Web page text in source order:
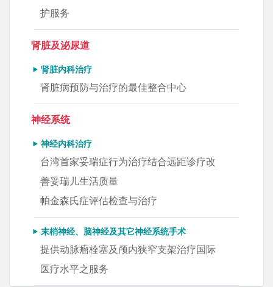
护服务
肾脏及泌尿道
肾脏内科治疗
肾脏病预防与治疗的最佳整合中心
神经系统
神经内科治疗
台湾首家妥瑞症行为治疗结合远距诊疗改
善妥瑞儿生活质量
帕金森氏症评估检查与治疗
末梢神经、脑神经及其它神经系统手术
提供动脉瘤栓塞及颅内狭窄支架治疗国际
医疗水平之服务